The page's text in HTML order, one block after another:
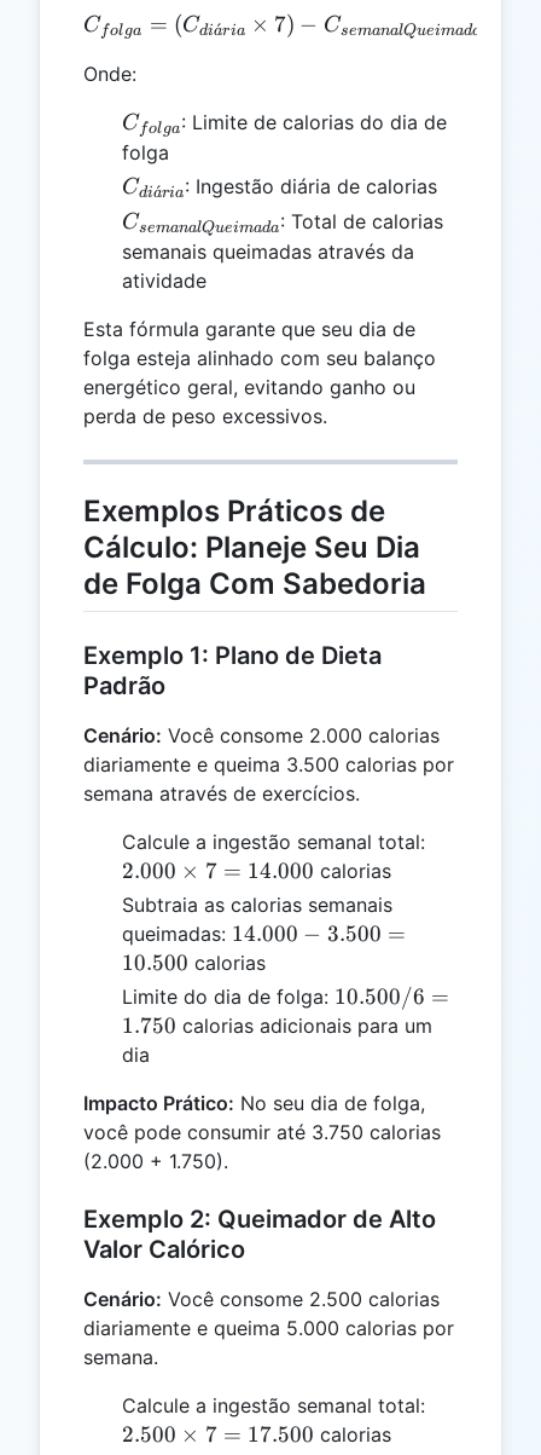
C_{folga} = (C_{diária}
Cfolga = (Cdia
ˊria × 7) − CsemanalQueimada
Onde:
C_{folga}
Cfolga: Limite de calorias do dia de
folga
C_{diária}
Cdia
ˊria: Ingestão diária de calorias
C_{semanalQueimada}
CsemanalQueimada: Total de calorias
semanais queimadas através da
atividade
Esta fórmula garante que seu dia de
folga esteja alinhado com seu balanço
energético geral, evitando ganho ou
perda de peso excessivos.
Exemplos Práticos de
Cálculo: Planeje Seu Dia
de Folga Com Sabedoria
Exemplo 1: Plano de Dieta
Padrão
Cenário: Você consome 2.000 calorias
diariamente e queima 3.500 calorias por
semana através de exercícios.
Calcule a ingestão semanal total:
2.000 × 7 = 14.000 calorias
Subtraia as calorias semanais
queimadas: 14.000
-
3.500
=
14.000 − 3.500 =
10.500 calorias
Limite do dia de folga: 10.500
/ 6 =
10.500/6 =
1.750 calorias adicionais para um
dia
Impacto Prático: No seu dia de folga,
você pode consumir até 3.750 calorias
(2.000 + 1.750).
Exemplo 2: Queimador de Alto
Valor Calórico
Cenário: Você consome 2.500 calorias
diariamente e queima 5.000 calorias por
semana.
Calcule a ingestão semanal total:
2.500 × 7 = 17.500 calorias